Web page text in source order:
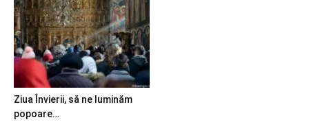
Ziua Învierii, să ne luminăm
popoare…